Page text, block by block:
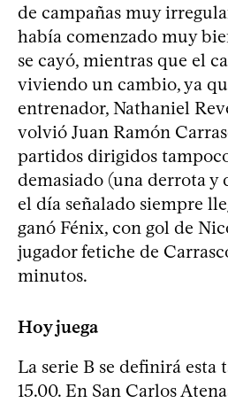
de campañas muy
había comenzado muy
se cayó, mientras que el
viviendo un cambio, ya
entrenador, Nathaniel
volvió Juan Ramón
partidos dirigidos
demasiado (una derrota y
el día señalado siempre
ganó Fénix, con gol de
jugador fetiche de
minutos.
Hoy juega
La serie B se definirá esta
15.00. En San Carlos